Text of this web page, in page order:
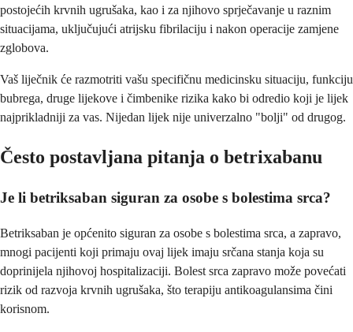
postojećih krvnih ugrušaka, kao i za njihovo sprječavanje u raznim
situacijama, uključujući atrijsku fibrilaciju i nakon operacije zamjene
zglobova.
Vaš liječnik će razmotriti vašu specifičnu medicinsku situaciju, funkciju
bubrega, druge lijekove i čimbenike rizika kako bi odredio koji je lijek
najprikladniji za vas. Nijedan lijek nije univerzalno "bolji" od drugog.
Često postavljana pitanja o betrixabanu
Je li betriksaban siguran za osobe s bolestima srca?
Betriksaban je općenito siguran za osobe s bolestima srca, a zapravo,
mnogi pacijenti koji primaju ovaj lijek imaju srčana stanja koja su
doprinijela njihovoj hospitalizaciji. Bolest srca zapravo može povećati
rizik od razvoja krvnih ugrušaka, što terapiju antikoagulansima čini
korisnom.